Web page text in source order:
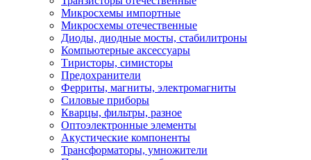
Микросхемы импортные
Микросхемы отечественные
Диоды, диодные мосты, стабилитроны
Компьютерные аксессуары
Тиристоры, симисторы
Предохранители
Ферриты, магниты, электромагниты
Силовые приборы
Кварцы, фильтры, разное
Оптоэлектронные элементы
Акустические компоненты
Трансформаторы, умножители